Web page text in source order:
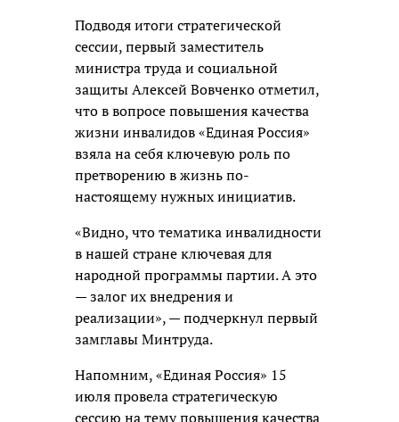
Подводя итоги стратегической
сессии, первый заместитель
министра труда и социальной
защиты Алексей Вовченко отметил,
что в вопросе повышения качества
жизни инвалидов «Единая Россия»
взяла на себя ключевую роль по
претворению в жизнь по-
настоящему нужных инициатив.
«Видно, что тематика инвалидности
в нашей стране ключевая для
народной программы партии. А это
— залог их внедрения и
реализации», — подчеркнул первый
замглавы Минтруда.
Напомним, «Единая Россия» 15
июля провела стратегическую
сессию на тему повышения качества